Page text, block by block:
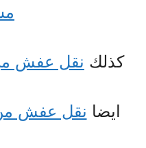
كذلك نقل عفش من
ايضا نقل عفش من